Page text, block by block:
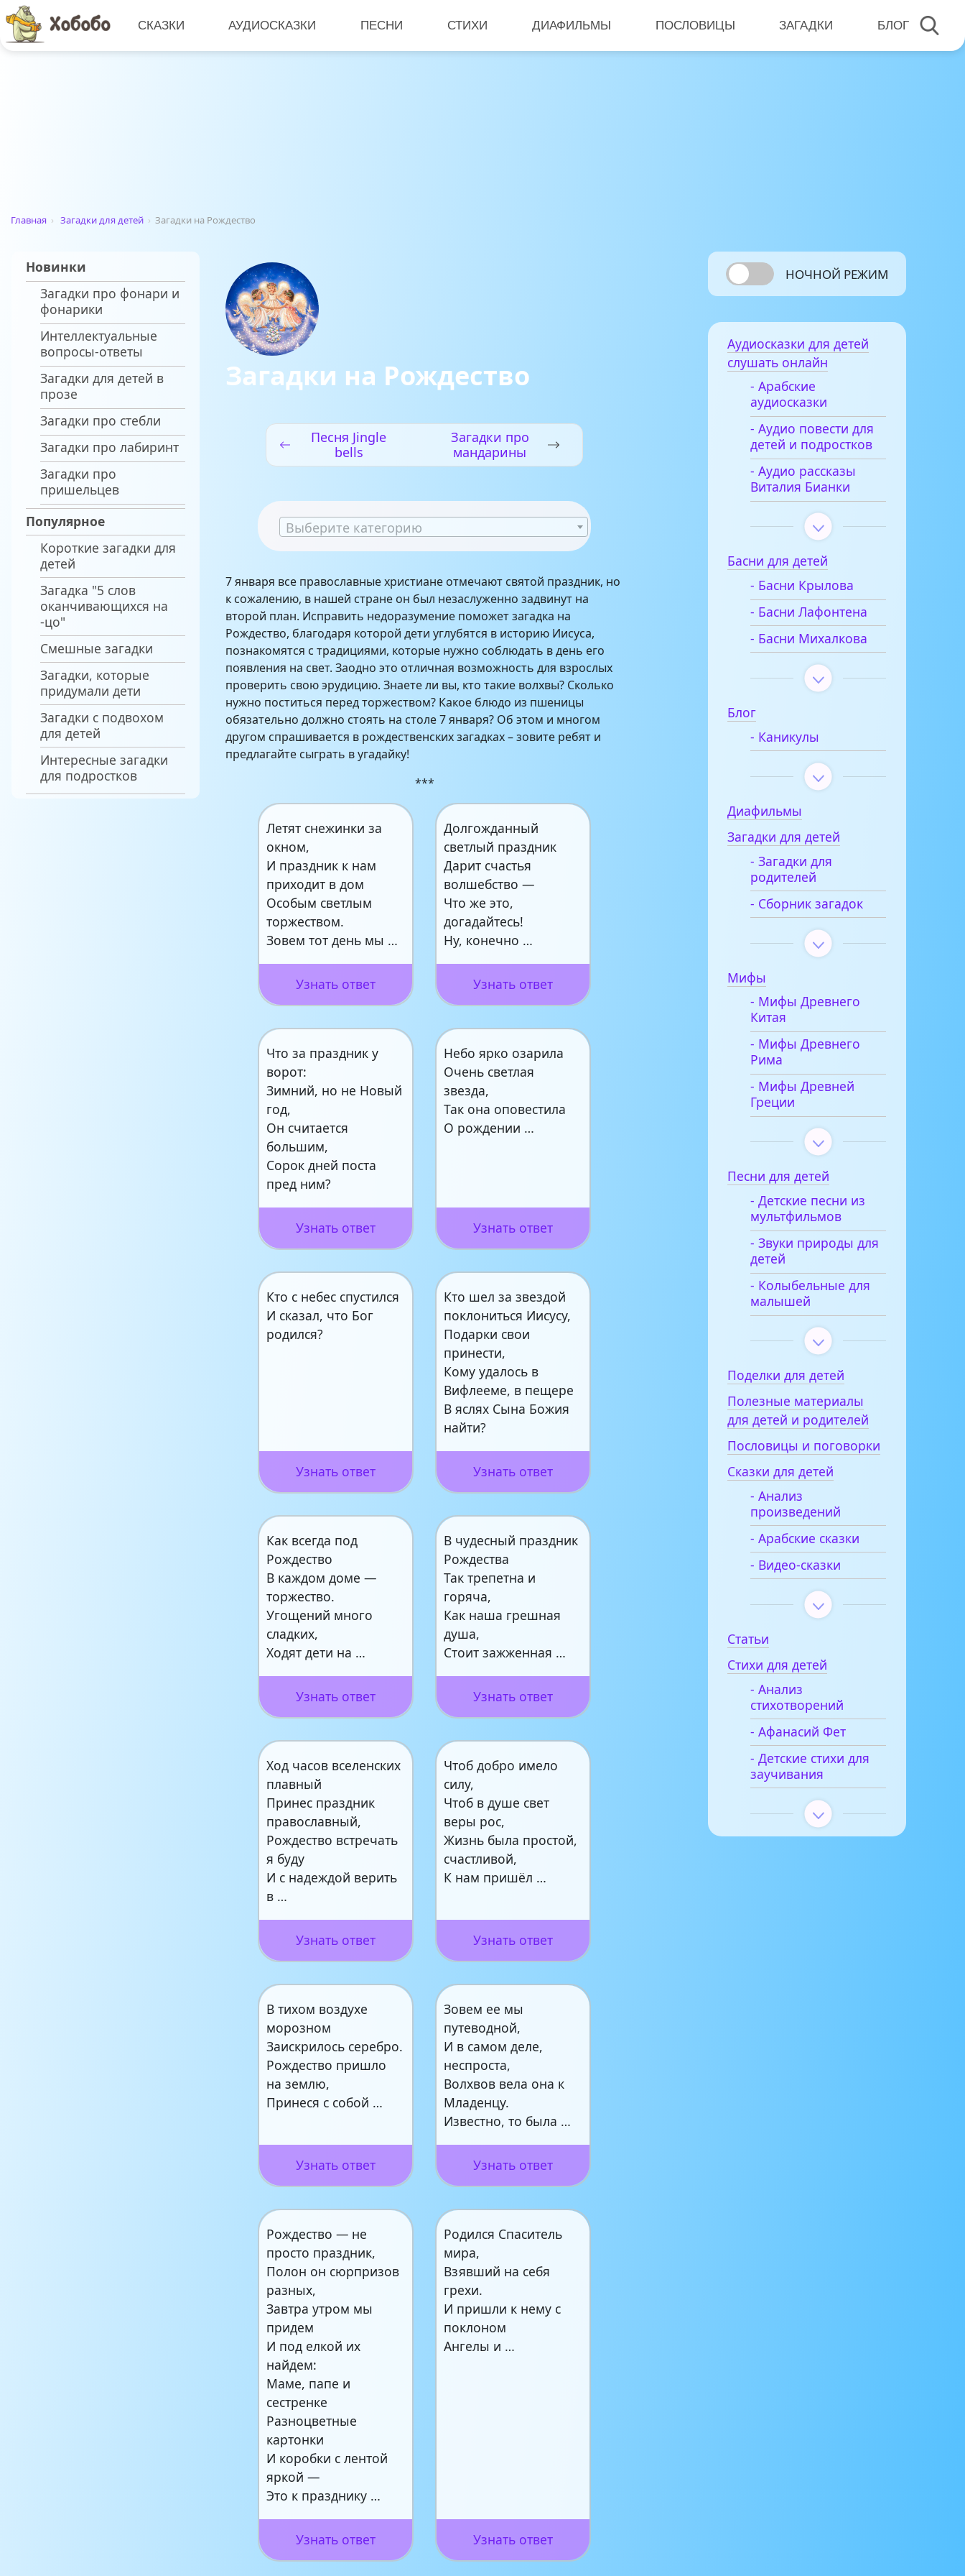
СКАЗКИ АУДИОСКАЗКИ ПЕСНИ СТИХИ ДИАФИЛЬМЫ ПОСЛОВИЦЫ ЗАГАДКИ БЛОГ
Главная › Загадки для детей › Загадки на Рождество
Новинки
Загадки про фонари и
фонарики
Интеллектуальные
вопросы-ответы
Загадки для детей в
прозе
Загадки про стебли
Загадки про лабиринт
Загадки про
пришельцев
Популярное
Короткие загадки для
детей
Загадка "5 слов
оканчивающихся на
-цо"
Смешные загадки
Загадки, которые
придумали дети
Загадки с подвохом
для детей
Интересные загадки
для подростков
Загадки на Рождество
Песня Jingle
bells
Загадки про
мандарины
Выберите категорию
7 января все православные христиане отмечают святой праздник, но
к сожалению, в нашей стране он был незаслуженно задвинут на
второй план. Исправить недоразумение поможет загадка на
Рождество, благодаря которой дети углубятся в историю Иисуса,
познакомятся с традициями, которые нужно соблюдать в день его
появления на свет. Заодно это отличная возможность для взрослых
проверить свою эрудицию. Знаете ли вы, кто такие волхвы? Сколько
нужно поститься перед торжеством? Какое блюдо из пшеницы
обязательно должно стоять на столе 7 января? Об этом и многом
другом спрашивается в рождественских загадках – зовите ребят и
предлагайте сыграть в угадайку!
***
Летят снежинки за
окном,
И праздник к нам
приходит в дом
Особым светлым
торжеством.
Зовем тот день мы …
Узнать ответ
Долгожданный
светлый праздник
Дарит счастья
волшебство —
Что же это,
догадайтесь!
Ну, конечно …
Узнать ответ
Что за праздник у
ворот:
Зимний, но не Новый
год,
Он считается
большим,
Сорок дней поста
пред ним?
Узнать ответ
Небо ярко озарила
Очень светлая
звезда,
Так она оповестила
О рождении …
Узнать ответ
Кто с небес спустился
И сказал, что Бог
родился?
Узнать ответ
Кто шел за звездой
поклониться Иисусу,
Подарки свои
принести,
Кому удалось в
Вифлееме, в пещере
В яслях Сына Божия
найти?
Узнать ответ
Как всегда под
Рождество
В каждом доме —
торжество.
Угощений много
сладких,
Ходят дети на …
Узнать ответ
В чудесный праздник
Рождества
Так трепетна и
горяча,
Как наша грешная
душа,
Стоит зажженная …
Узнать ответ
Ход часов вселенских
плавный
Принес праздник
православный,
Рождество встречать
я буду
И с надеждой верить
в …
Узнать ответ
Чтоб добро имело
силу,
Чтоб в душе свет
веры рос,
Жизнь была простой,
счастливой,
К нам пришёл …
Узнать ответ
В тихом воздухе
морозном
Заискрилось серебро.
Рождество пришло
на землю,
Принеся с собой …
Узнать ответ
Зовем ее мы
путеводной,
И в самом деле,
неспроста,
Волхвов вела она к
Младенцу.
Известно, то была …
Узнать ответ
Рождество — не
просто праздник,
Полон он сюрпризов
разных,
Завтра утром мы
придем
И под елкой их
найдем:
Маме, папе и
сестренке
Разноцветные
картонки
И коробки с лентой
яркой —
Это к празднику …
Узнать ответ
Родился Спаситель
мира,
Взявший на себя
грехи.
И пришли к нему с
поклоном
Ангелы и …
Узнать ответ
НОЧНОЙ РЕЖИМ
Аудиосказки для детей
слушать онлайн
- Арабские
аудиосказки
- Аудио повести для
детей и подростков
- Аудио рассказы
Виталия Бианки
Басни для детей
- Басни Крылова
- Басни Лафонтена
- Басни Михалкова
Блог
- Каникулы
Диафильмы
Загадки для детей
- Загадки для
родителей
- Сборник загадок
Мифы
- Мифы Древнего
Китая
- Мифы Древнего
Рима
- Мифы Древней
Греции
Песни для детей
- Детские песни из
мультфильмов
- Звуки природы для
детей
- Колыбельные для
малышей
Поделки для детей
Полезные материалы
для детей и родителей
Пословицы и поговорки
Сказки для детей
- Анализ
произведений
- Арабские сказки
- Видео-сказки
Статьи
Стихи для детей
- Анализ
стихотворений
- Афанасий Фет
- Детские стихи для
заучивания